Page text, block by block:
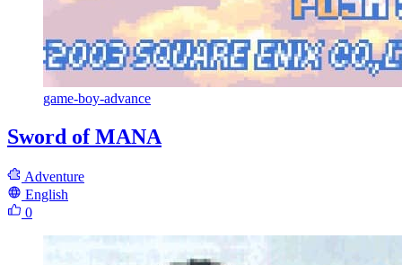
game-boy-advance
Sword of MANA
Adventure
English
0